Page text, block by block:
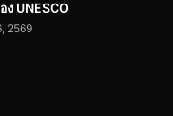
UNESCO
2569